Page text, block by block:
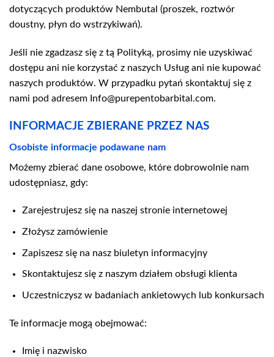
dotyczących produktów Nembutal (proszek, roztwór
doustny, płyn do wstrzykiwań).
Jeśli nie zgadzasz się z tą Polityką, prosimy nie uzyskiwać
dostępu ani nie korzystać z naszych Usług ani nie kupować
naszych produktów. W przypadku pytań skontaktuj się z
nami pod adresem Info@purepentobarbital.com.
INFORMACJE ZBIERANE PRZEZ NAS
Osobiste informacje podawane nam
Możemy zbierać dane osobowe, które dobrowolnie nam
udostępniasz, gdy:
Zarejestrujesz się na naszej stronie internetowej
Złożysz zamówienie
Zapiszesz się na nasz biuletyn informacyjny
Skontaktujesz się z naszym działem obsługi klienta
Uczestniczysz w badaniach ankietowych lub konkursach
Te informacje mogą obejmować:
Imię i nazwisko